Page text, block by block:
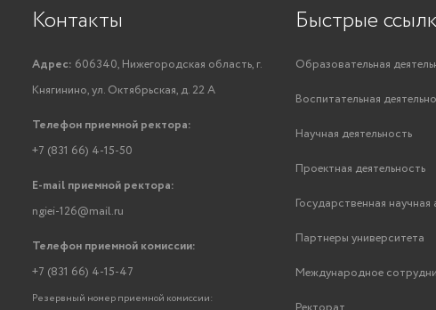
Контакты
Адрес: 606340, Нижегородская область, г.
Княгинино, ул. Октябрьская, д. 22 А
Телефон приемной ректора:
+7 (831 66) 4-15-50
E-mail приемной ректора:
ngiei-126@mail.ru
Телефон приемной комиссии:
+7 (831 66) 4-15-47
Резервный номер приемной комиссии:
Быстрые
Образовательная
Воспитательная
Научная деятельность
Проектная деятельность
Государственная научная
Партнеры университета
Международное